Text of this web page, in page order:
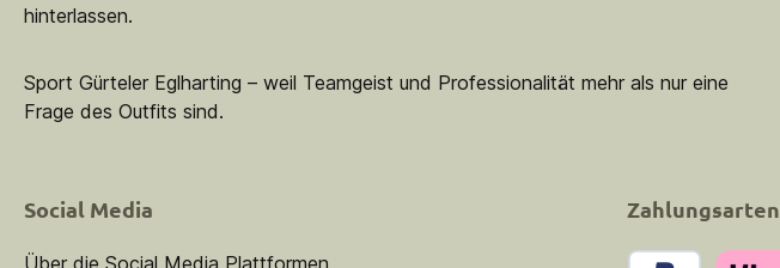
hinterlassen.
Sport Gürteler Eglharting – weil Teamgeist und Professionalität mehr als nur eine
Frage des Outfits sind.
Social Media
Über die Social Media Plattformen
Zahlungsarten